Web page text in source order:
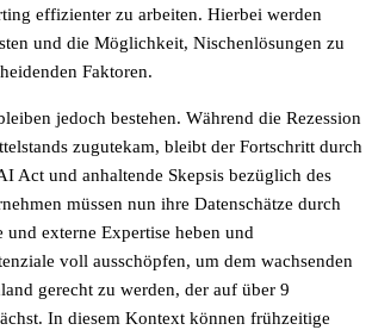
effizienter zu arbeiten. Hierbei werden
und die Möglichkeit, Nischenlösungen zu
Faktoren.
jedoch bestehen. Während die Rezession
zugutekam, bleibt der Fortschritt durch
Act und anhaltende Skepsis bezüglich des
müssen nun ihre Datenschätze durch
und externe Expertise heben und
voll ausschöpfen, um dem wachsenden
gerecht zu werden, der auf über 9
In diesem Kontext können frühzeitige